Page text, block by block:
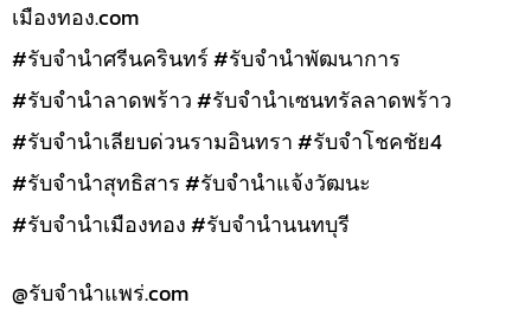
เมืองทอง.com
#รับจำนำศรีนครินทร์ #รับจำนำพัฒนาการ
#รับจำนำลาดพร้าว #รับจำนำเซนทรัลลาดพร้าว
#รับจำนำเลียบด่วนรามอินทรา #รับจำโชคชัย4
#รับจำนำสุทธิสาร #รับจำนำแจ้งวัฒนะ
#รับจำนำเมืองทอง #รับจำนำนนทบุรี
@รับจํานําแพร่.com